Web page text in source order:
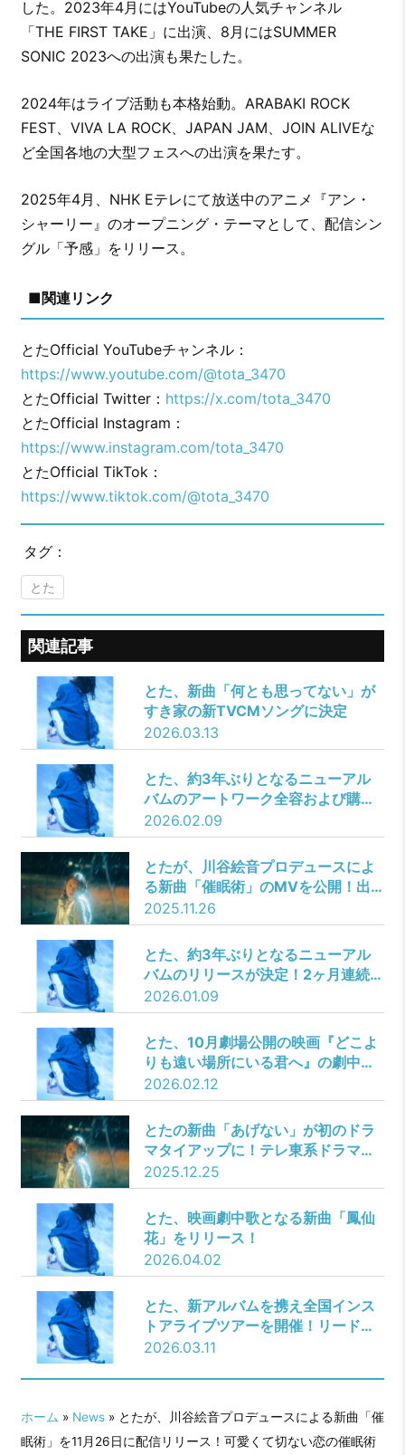
した。2023年4月にはYouTubeの人気チャンネル
「THE FIRST TAKE」に出演、8月にはSUMMER
SONIC 2023への出演も果たした。
2024年はライブ活動も本格始動。ARABAKI ROCK
FEST、VIVA LA ROCK、JAPAN JAM、JOIN ALIVEな
ど全国各地の大型フェスへの出演を果たす。
2025年4月、NHK Eテレにて放送中のアニメ『アン・
シャーリー』のオープニング・テーマとして、配信シン
グル「予感」をリリース。
■関連リンク
とたOfficial YouTubeチャンネル：
https://www.youtube.com/@tota_3470
とたOfficial Twitter： https://x.com/tota_3470
とたOfficial Instagram：
https://www.instagram.com/tota_3470
とたOfficial TikTok：
https://www.tiktok.com/@tota_3470
タグ：
とた
関連記事
とた、新曲「何とも思ってない」が
すき家の新TVCMソングに決定
2026.03.13
とた、約3年ぶりとなるニューアル
バムのアートワーク全容および購入
者特典デザインを発表！無限の青を
漂う美しいクリオネにも注目！
2026.02.09
とたが、川谷絵音プロデュースによ
る新曲「催眠術」のMVを公開！出
口夏希が演じる『ムリめな恋する酔
っ払いガール』は、世界でいちば
ん、可愛くて、切ない。
2025.11.26
とた、約3年ぶりとなるニューアル
バムのリリースが決定！2ヶ月連続で
2枚のアルバムを配信、3月25日に
CDリリースも！本日1月9日は初の
ドラマタイアップ曲「あげない」を
配信リリース！
2026.01.09
とた、10月劇場公開の映画『どこよ
りも遠い場所にいる君へ』の劇中歌
を担当
2026.02.12
とたの新曲「あげない」が初のドラ
マタイアップに！テレ東系ドラマ
24『婚活バトルフィールド37』の
EDテーマに決定！年明け1月9日に配
信リリース！
2025.12.25
とた、映画劇中歌となる新曲「鳳仙
花」をリリース！
2026.04.02
とた、新アルバムを携え全国インス
トアライブツアーを開催！リード曲
のラジオ初オンエアも決定
2026.03.11
ホーム » News» とたが、川谷絵音プロデュースによる新曲「催
眠術」を11月26日に配信リリース！可愛くて切ない恋の催眠術